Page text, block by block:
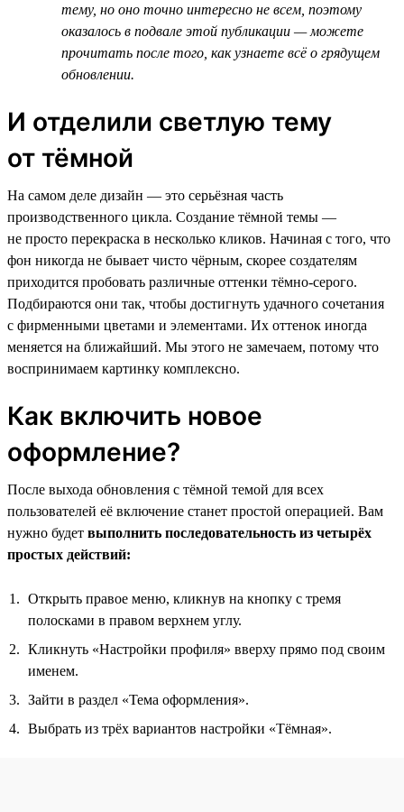
тему, но оно точно интересно не всем, поэтому
оказалось в подвале этой публикации — можете
прочитать после того, как узнаете всё о грядущем
обновлении.
И отделили светлую тему
от тёмной
На самом деле дизайн — это серьёзная часть
производственного цикла. Создание тёмной темы —
не просто перекраска в несколько кликов. Начиная с того, что
фон никогда не бывает чисто чёрным, скорее создателям
приходится пробовать различные оттенки тёмно-серого.
Подбираются они так, чтобы достигнуть удачного сочетания
с фирменными цветами и элементами. Их оттенок иногда
меняется на ближайший. Мы этого не замечаем, потому что
воспринимаем картинку комплексно.
Как включить новое
оформление?
После выхода обновления с тёмной темой для всех
пользователей её включение станет простой операцией. Вам
нужно будет выполнить последовательность из четырёх
простых действий:
Открыть правое меню, кликнув на кнопку с тремя
полосками в правом верхнем углу.
Кликнуть «Настройки профиля» вверху прямо под своим
именем.
Зайти в раздел «Тема оформления».
Выбрать из трёх вариантов настройки «Тёмная».